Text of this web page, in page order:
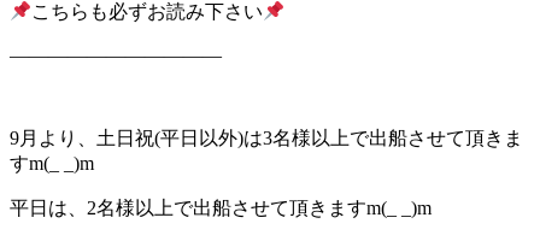
こちらも必ずお読み下さい
———————————
9月より、土日祝(平日以外)は3名様以上で出船させて頂きま
すm(_ _)m
平日は、2名様以上で出船させて頂きますm(_ _)m